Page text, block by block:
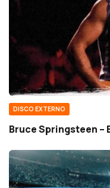
DISCO EXTERNO
Bruce Springsteen –